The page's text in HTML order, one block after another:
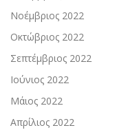
Νοέμβριος 2022
Οκτώβριος 2022
Σεπτέμβριος 2022
Ιούνιος 2022
Μάιος 2022
Απρίλιος 2022